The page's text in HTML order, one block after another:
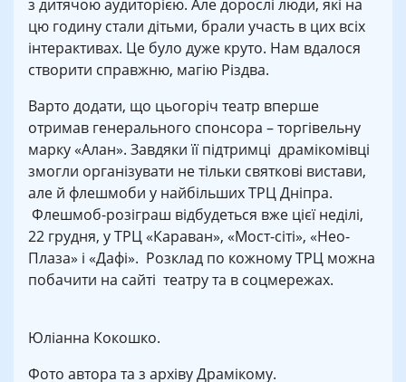
з дитячою аудиторією. Але дорослі люди, які на
цю годину стали дітьми, брали участь в цих всіх
інтерактивах. Це було дуже круто. Нам вдалося
створити справжню, магію Різдва.
Варто додати, що цьогоріч театр вперше
отримав генерального спонсора – торгівельну
марку «Алан». Завдяки її підтримці драмікомівці
змогли організувати не тільки святкові вистави,
але й флешмоби у найбільших ТРЦ Дніпра.
Флешмоб-розіграш відбудеться вже цієї неділі,
22 грудня, у ТРЦ «Караван», «Мост-сіті», «Нео-
Плаза» і «Дафі». Розклад по кожному ТРЦ можна
побачити на сайті театру та в соцмережах.
Юліанна Кокошко.
Фото автора та з архіву Драмікому.